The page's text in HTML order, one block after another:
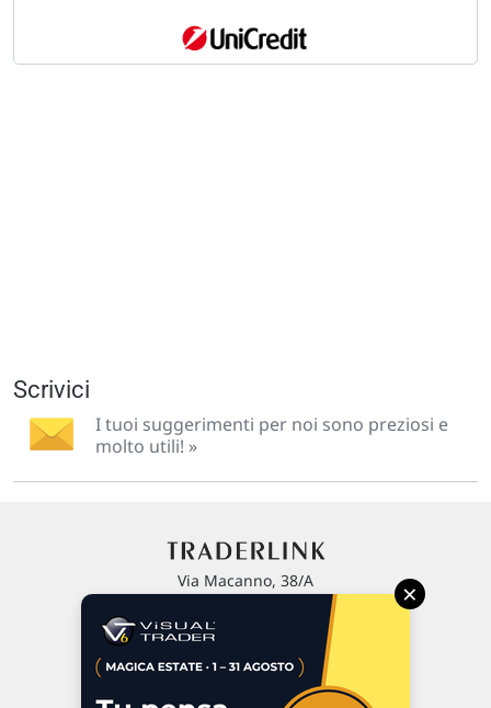
Scrivici
I tuoi suggerimenti per noi sono preziosi e
molto utili! »
Via Macanno, 38/A
P.IVA 02 452 460 401
×